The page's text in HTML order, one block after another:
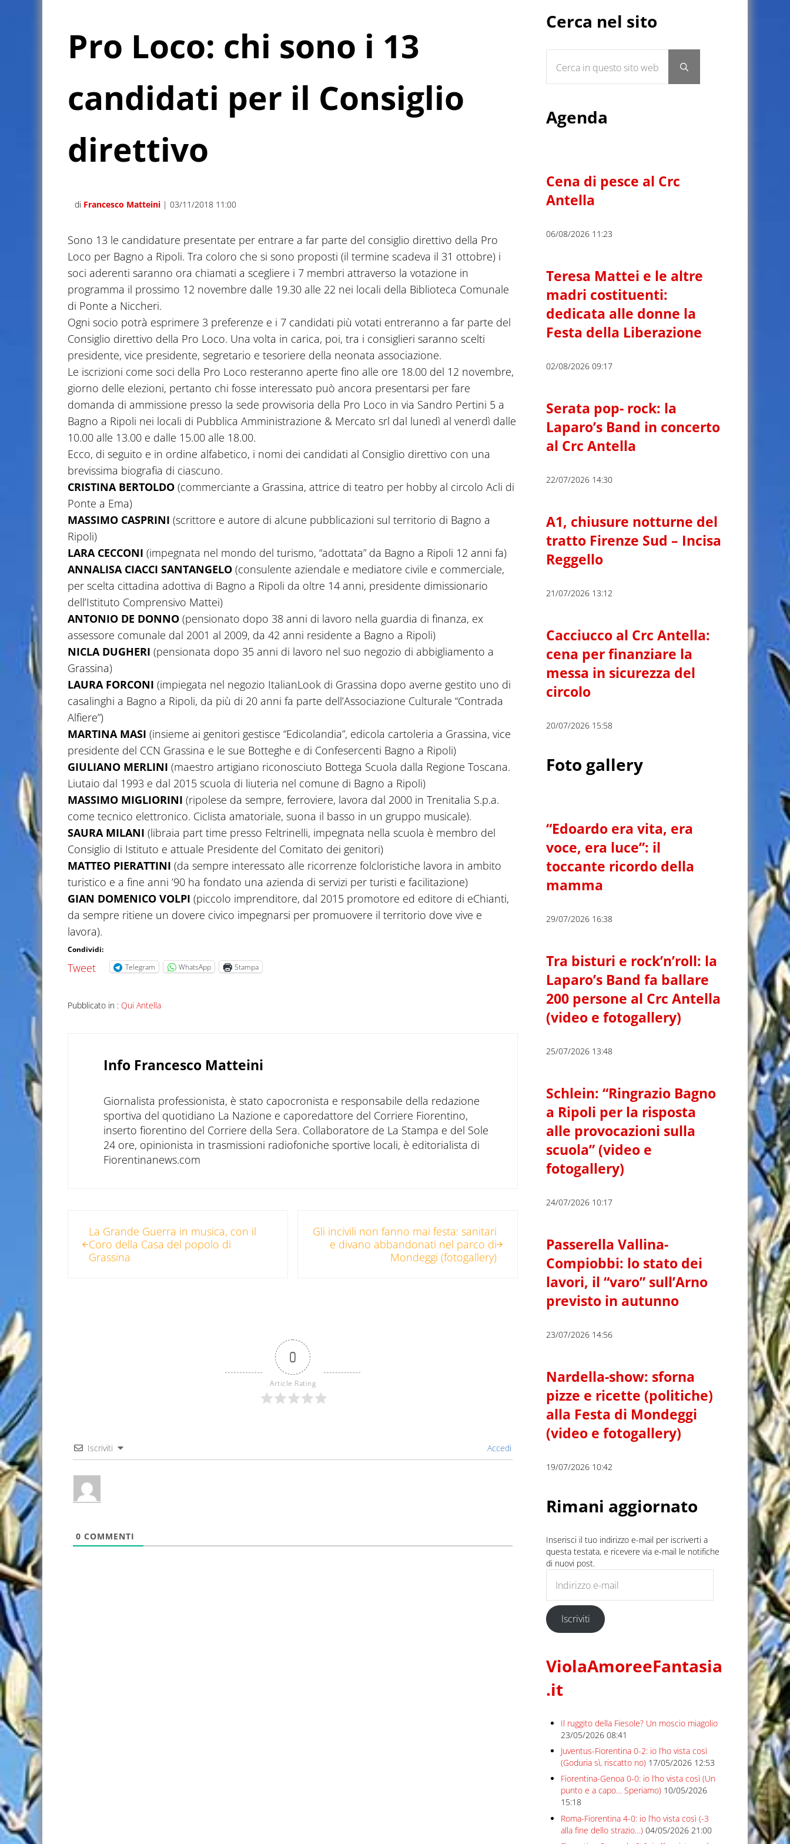
Pro Loco: chi sono i 13
candidati per il Consiglio
direttivo
di Francesco Matteini | 03/11/2018 11:00
Sono 13 le candidature presentate per entrare a far parte del consiglio direttivo della Pro
Loco per Bagno a Ripoli. Tra coloro che si sono proposti (il termine scadeva il 31 ottobre) i
soci aderenti saranno ora chiamati a scegliere i 7 membri attraverso la votazione in
programma il prossimo 12 novembre dalle 19.30 alle 22 nei locali della Biblioteca Comunale
di Ponte a Niccheri.
Ogni socio potrà esprimere 3 preferenze e i 7 candidati più votati entreranno a far parte del
Consiglio direttivo della Pro Loco. Una volta in carica, poi, tra i consiglieri saranno scelti
presidente, vice presidente, segretario e tesoriere della neonata associazione.
Le iscrizioni come soci della Pro Loco resteranno aperte fino alle ore 18.00 del 12 novembre,
giorno delle elezioni, pertanto chi fosse interessato può ancora presentarsi per fare
domanda di ammissione presso la sede provvisoria della Pro Loco in via Sandro Pertini 5 a
Bagno a Ripoli nei locali di Pubblica Amministrazione & Mercato srl dal lunedì al venerdì dalle
10.00 alle 13.00 e dalle 15.00 alle 18.00.
Ecco, di seguito e in ordine alfabetico, i nomi dei candidati al Consiglio direttivo con una
brevissima biografia di ciascuno.
CRISTINA BERTOLDO(commerciante a Grassina, attrice di teatro per hobby al circolo Acli di
Ponte a Ema)
MASSIMO CASPRINI (scrittore e autore di alcune pubblicazioni sul territorio di Bagno a
Ripoli)
LARA CECCONI (impegnata nel mondo del turismo, “adottata” da Bagno a Ripoli 12 anni fa)
ANNALISA CIACCI SANTANGELO(consulente aziendale e mediatore civile e commerciale,
per scelta cittadina adottiva di Bagno a Ripoli da oltre 14 anni, presidente dimissionario
dell’Istituto Comprensivo Mattei)
ANTONIO DE DONNO(pensionato dopo 38 anni di lavoro nella guardia di finanza, ex
assessore comunale dal 2001 al 2009, da 42 anni residente a Bagno a Ripoli)
NICLA DUGHERI (pensionata dopo 35 anni di lavoro nel suo negozio di abbigliamento a
Grassina)
LAURA FORCONI (impiegata nel negozio ItalianLook di Grassina dopo averne gestito uno di
casalinghi a Bagno a Ripoli, da più di 20 anni fa parte dell’Associazione Culturale “Contrada
Alfiere”)
MARTINA MASI (insieme ai genitori gestisce “Edicolandia”, edicola cartoleria a Grassina, vice
presidente del CCN Grassina e le sue Botteghe e di Confesercenti Bagno a Ripoli)
GIULIANO MERLINI (maestro artigiano riconosciuto Bottega Scuola dalla Regione Toscana.
Liutaio dal 1993 e dal 2015 scuola di liuteria nel comune di Bagno a Ripoli)
MASSIMO MIGLIORINI (ripolese da sempre, ferroviere, lavora dal 2000 in Trenitalia S.p.a.
come tecnico elettronico. Ciclista amatoriale, suona il basso in un gruppo musicale).
SAURA MILANI (libraia part time presso Feltrinelli, impegnata nella scuola è membro del
Consiglio di Istituto e attuale Presidente del Comitato dei genitori)
MATTEO PIERATTINI (da sempre interessato alle ricorrenze folcloristiche lavora in ambito
turistico e a fine anni ’90 ha fondato una azienda di servizi per turisti e facilitazione)
GIAN DOMENICO VOLPI (piccolo imprenditore, dal 2015 promotore ed editore di eChianti,
da sempre ritiene un dovere civico impegnarsi per promuovere il territorio dove vive e
lavora).
Condividi:
Tweet Telegram WhatsApp Stampa
Pubblicato in : Qui Antella
Info Francesco Matteini
Giornalista professionista, è stato capocronista e responsabile della redazione
sportiva del quotidiano La Nazione e caporedattore del Corriere Fiorentino,
inserto fiorentino del Corriere della Sera. Collaboratore de La Stampa e del Sole
24 ore, opinionista in trasmissioni radiofoniche sportive locali, è editorialista di
Fiorentinanews.com
La Grande Guerra in musica, con il
Coro della Casa del popolo di
Grassina
Gli incivili non fanno mai festa: sanitari
e divano abbandonati nel parco di
Mondeggi (fotogallery)
0
Article Rating
Iscriviti Accedi
0 COMMENTI
Cerca nel sito
Submit search
Agenda
Cena di pesce al Crc
Antella
06/08/2026 11:23
Teresa Mattei e le altre
madri costituenti:
dedicata alle donne la
Festa della Liberazione
02/08/2026 09:17
Serata pop- rock: la
Laparo’s Band in concerto
al Crc Antella
22/07/2026 14:30
A1, chiusure notturne del
tratto Firenze Sud – Incisa
Reggello
21/07/2026 13:12
Cacciucco al Crc Antella:
cena per finanziare la
messa in sicurezza del
circolo
20/07/2026 15:58
Foto gallery
“Edoardo era vita, era
voce, era luce”: il
toccante ricordo della
mamma
29/07/2026 16:38
Tra bisturi e rock’n’roll: la
Laparo’s Band fa ballare
200 persone al Crc Antella
(video e fotogallery)
25/07/2026 13:48
Schlein: “Ringrazio Bagno
a Ripoli per la risposta
alle provocazioni sulla
scuola” (video e
fotogallery)
24/07/2026 10:17
Passerella Vallina-
Compiobbi: lo stato dei
lavori, il “varo” sull’Arno
previsto in autunno
23/07/2026 14:56
Nardella-show: sforna
pizze e ricette (politiche)
alla Festa di Mondeggi
(video e fotogallery)
19/07/2026 10:42
Rimani aggiornato
Inserisci il tuo indirizzo e-mail per iscriverti a
questa testata, e ricevere via e-mail le notifiche
di nuovi post.
Iscriviti
ViolaAmoreeFantasia
.it
Il ruggito della Fiesole? Un moscio miagolio
23/05/2026 08:41
Juventus-Fiorentina 0-2: io l’ho vista così
(Goduria sì, riscatto no) 17/05/2026 12:53
Fiorentina-Genoa 0-0: io l’ho vista così (Un
punto e a capo… Speriamo) 10/05/2026
15:18
Roma-Fiorentina 4-0: io l’ho vista così (-3
alla fine dello strazio…) 04/05/2026 21:00